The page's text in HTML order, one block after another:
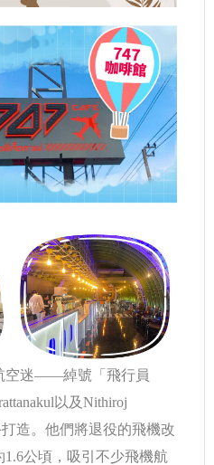
空迷——綽號「飛行員
以及Nithiroj
打造。他們將退役的飛機改
公頃，吸引不少飛機航